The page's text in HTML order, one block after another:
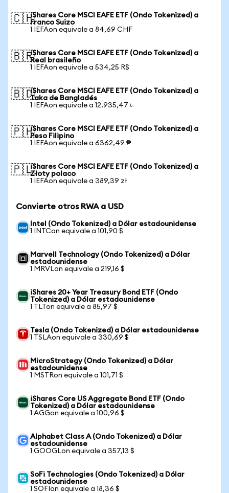
🇨🇭iShares Core MSCI EAFE ETF (Ondo Tokenized) a
Franco Suizo
1 IEFAon equivale a 84,69 CHF
🇧🇷iShares Core MSCI EAFE ETF (Ondo Tokenized) a
Real brasileño
1 IEFAon equivale a 534,25 R$
🇧🇩iShares Core MSCI EAFE ETF (Ondo Tokenized) a
Taka de Bangladés
1 IEFAon equivale a 12.935,47 ৳
🇵🇭iShares Core MSCI EAFE ETF (Ondo Tokenized) a
Peso Filipino
1 IEFAon equivale a 6362,49 ₱
🇵🇱iShares Core MSCI EAFE ETF (Ondo Tokenized) a
Złoty polaco
1 IEFAon equivale a 389,39 zł
Convierte otros RWA a USD
Intel (Ondo Tokenized) a Dólar estadounidense
1 INTCon equivale a 101,90 $
Marvell Technology (Ondo Tokenized) a Dólar
estadounidense
1 MRVLon equivale a 219,16 $
iShares 20+ Year Treasury Bond ETF (Ondo
Tokenized) a Dólar estadounidense
1 TLTon equivale a 85,97 $
Tesla (Ondo Tokenized) a Dólar estadounidense
1 TSLAon equivale a 330,69 $
MicroStrategy (Ondo Tokenized) a Dólar
estadounidense
1 MSTRon equivale a 101,71 $
iShares Core US Aggregate Bond ETF (Ondo
Tokenized) a Dólar estadounidense
1 AGGon equivale a 100,96 $
Alphabet Class A (Ondo Tokenized) a Dólar
estadounidense
1 GOOGLon equivale a 357,13 $
SoFi Technologies (Ondo Tokenized) a Dólar
estadounidense
1 SOFIon equivale a 18,36 $